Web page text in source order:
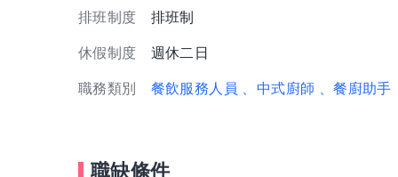
排班制度 排班制
休假制度 週休二日
職務類別 餐飲服務人員 、中式廚師 、餐廚助手
職缺條件